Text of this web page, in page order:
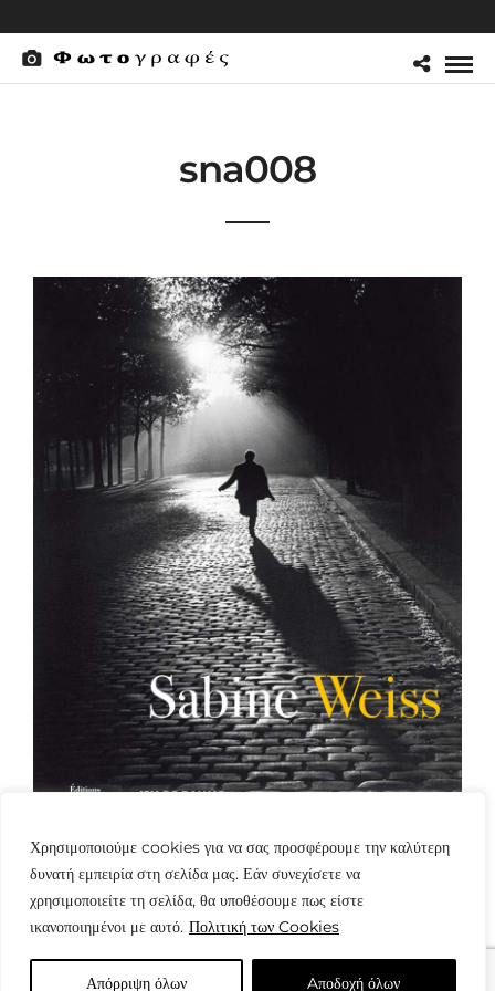
Χρησιμοποιούμε cookies για να σας προσφέρουμε την καλύτερη
δυνατή εμπειρία στη σελίδα μας. Εάν συνεχίσετε να
χρησιμοποιείτε τη σελίδα, θα υποθέσουμε πως είστε
ικανοποιημένοι με αυτό. Πολιτική των Cookies
Απόρριψη όλων Aποδοχή όλων
sna008